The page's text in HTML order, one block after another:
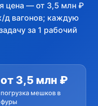
цена — от 3,5 млн ₽
д вагонов; каждую
за 1 рабочий
от 3,5 млн ₽
погрузка мешков в
фуры